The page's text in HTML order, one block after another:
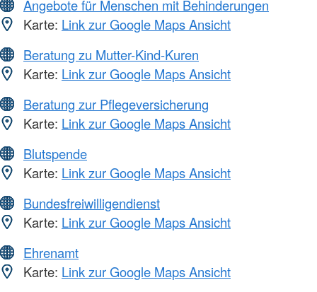
Angebote für Menschen mit Behinderungen
Karte: Link zur Google Maps Ansicht
Beratung zu Mutter-Kind-Kuren
Karte: Link zur Google Maps Ansicht
Beratung zur Pflegeversicherung
Karte: Link zur Google Maps Ansicht
Blutspende
Karte: Link zur Google Maps Ansicht
Bundesfreiwilligendienst
Karte: Link zur Google Maps Ansicht
Ehrenamt
Karte: Link zur Google Maps Ansicht